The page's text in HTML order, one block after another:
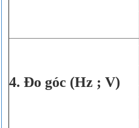
4. Đo góc (Hz ; V)